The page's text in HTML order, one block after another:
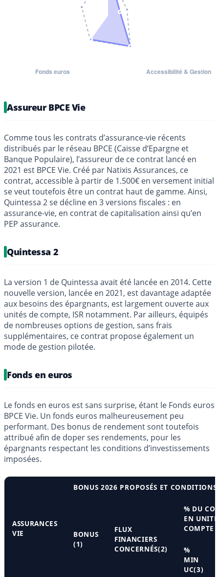
Assureur BPCE Vie
Comme tous les contrats d’assurance-vie récents
distribués par le réseau BPCE (Caisse d’Epargne et
Banque Populaire), l’assureur de ce contrat lancé en
2021 est BPCE Vie. Créé par Natixis Assurances, ce
contrat, accessible à partir de 1.500€ en versement initial
se veut toutefois être un contrat haut de gamme. Ainsi,
Quintessa 2 se décline en 3 versions fiscales : en
assurance-vie, en contrat de capitalisation ainsi qu’en
PEP assurance.
Quintessa 2
La version 1 de Quintessa avait été lancée en 2014. Cette
nouvelle version, lancée en 2021, est davantage adaptée
aux besoins des épargnants, est largement ouverte aux
unités de compte, ISR notamment. Par ailleurs, équipés
de nombreuses options de gestion, sans frais
supplémentaires, ce contrat propose également un
mode de gestion pilotée.
Fonds en euros
Le fonds en euros est sans surprise, étant le Fonds euros
BPCE Vie. Un fonds euros malheureusement peu
performant. Des bonus de rendement sont toutefois
attribué afin de doper ses rendements, pour les
épargnants respectant les conditions d’investissements
imposées.
ASSURANCES
VIE
BONUS 2026 PROPOSÉS ET CONDITIONS
BONUS
(1)
FLUX
FINANCIERS
CONCERNÉS(2)
% DU
EN
COMPTE
%
MIN
UC(3)